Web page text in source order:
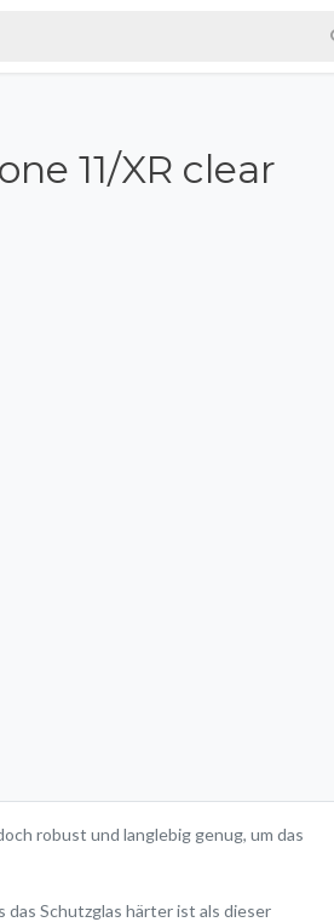
11/XR clear
robust und langlebig genug, um das
das Schutzglas härter ist als dieser